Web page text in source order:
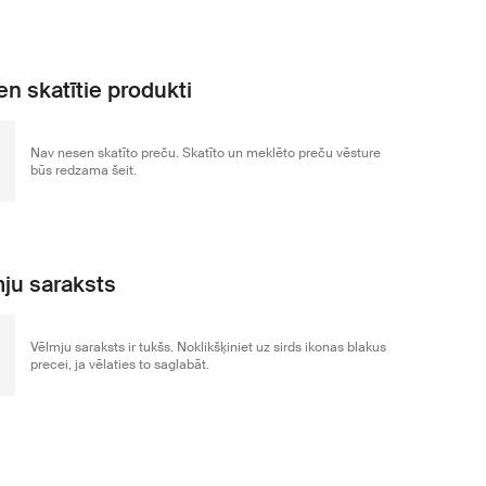
skatītie produkti
Nav nesen skatīto preču. Skatīto un meklēto preču vēsture
būs redzama šeit.
saraksts
Vēlmju saraksts ir tukšs. Noklikšķiniet uz sirds ikonas blakus
precei, ja vēlaties to saglabāt.